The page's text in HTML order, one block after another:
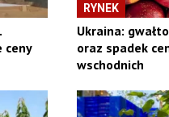
ceny
RYNEK
Ukraina:
oraz spadek
wschodnich